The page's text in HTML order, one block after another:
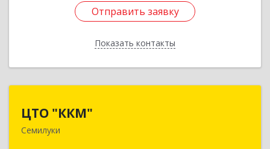
Отправить заявку
Показать контакты
Отправить заявку
Назад
ЦТО "ККМ"
Семилуки